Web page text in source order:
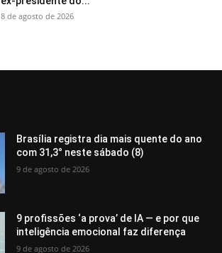
8 de agosto de 2026
Brasília registra dia mais quente do ano
com 31,3° neste sábado (8)
9 de agosto de 2026
9 profissões ‘a prova’ de IA — e por que
inteligência emocional faz diferença
9 de agosto de 2026